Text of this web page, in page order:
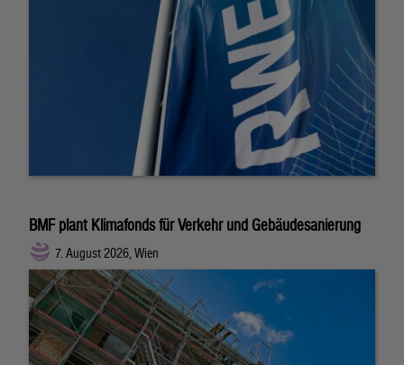
BMF plant Klimafonds für Verkehr und Gebäudesanierung
7. August 2026, Wien